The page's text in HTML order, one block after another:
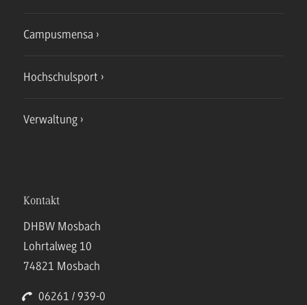
Campusmensa
Hochschulsport
Verwaltung
Kontakt
DHBW Mosbach
Lohrtalweg 10
74821 Mosbach
06261 / 939-0